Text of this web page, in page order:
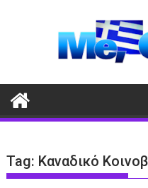
Tag: Καναδικό